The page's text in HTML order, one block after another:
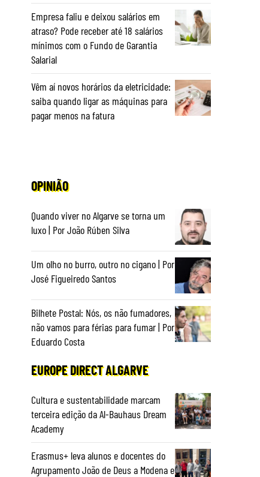
Empresa faliu e deixou salários em
atraso? Pode receber até 18 salários
mínimos com o Fundo de Garantia
Salarial
Vêm aí novos horários da eletricidade:
saiba quando ligar as máquinas para
pagar menos na fatura
OPINIÃO
Quando viver no Algarve se torna um
luxo | Por João Rúben Silva
Um olho no burro, outro no cigano | Por
José Figueiredo Santos
Bilhete Postal: Nós, os não fumadores,
não vamos para férias para fumar | Por
Eduardo Costa
EUROPE DIRECT ALGARVE
Cultura e sustentabilidade marcam
terceira edição da Al-Bauhaus Dream
Academy
Erasmus+ leva alunos e docentes do
Agrupamento João de Deus a Modena e